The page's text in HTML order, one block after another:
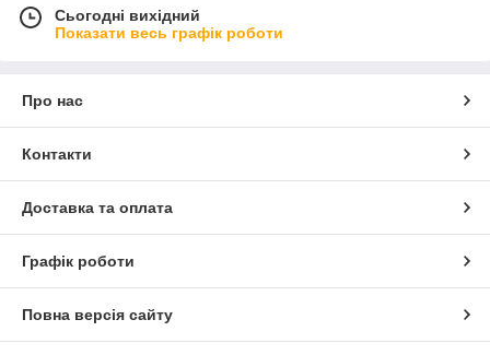
Сьогодні вихідний
Показати весь графік роботи
Про нас
Контакти
Доставка та оплата
Графік роботи
Повна версія сайту